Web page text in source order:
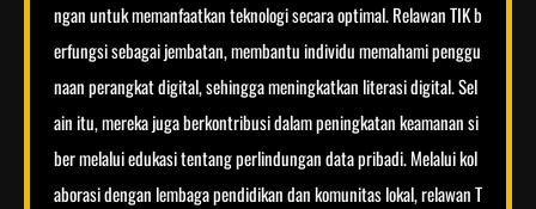
ngan untuk memanfaatkan teknologi secara optimal. Relawan TIK b
erfungsi sebagai jembatan, membantu individu memahami penggu
naan perangkat digital, sehingga meningkatkan literasi digital. Sel
ain itu, mereka juga berkontribusi dalam peningkatan keamanan si
ber melalui edukasi tentang perlindungan data pribadi. Melalui kol
aborasi dengan lembaga pendidikan dan komunitas lokal, relawan T